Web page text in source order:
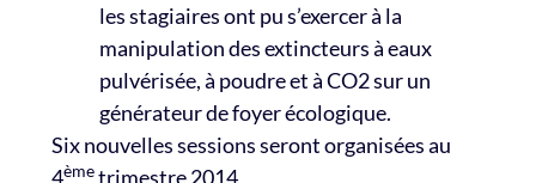
les stagiaires ont pu s’exercer à la
manipulation des extincteurs à eaux
pulvérisée, à poudre et à CO2 sur un
générateur de foyer écologique.
Six nouvelles sessions seront organisées au
4èmetrimestre 2014